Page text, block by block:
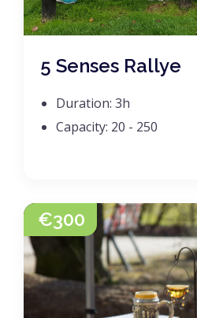
5 Senses Rallye
Duration: 3h
Capacity: 20 - 250
€300